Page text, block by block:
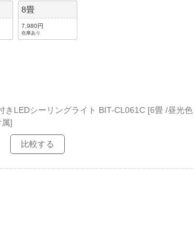
8畳
7,980円
在庫あり
きLEDシーリングライト BIT-CL061C [6畳 /昼光
]
比較する